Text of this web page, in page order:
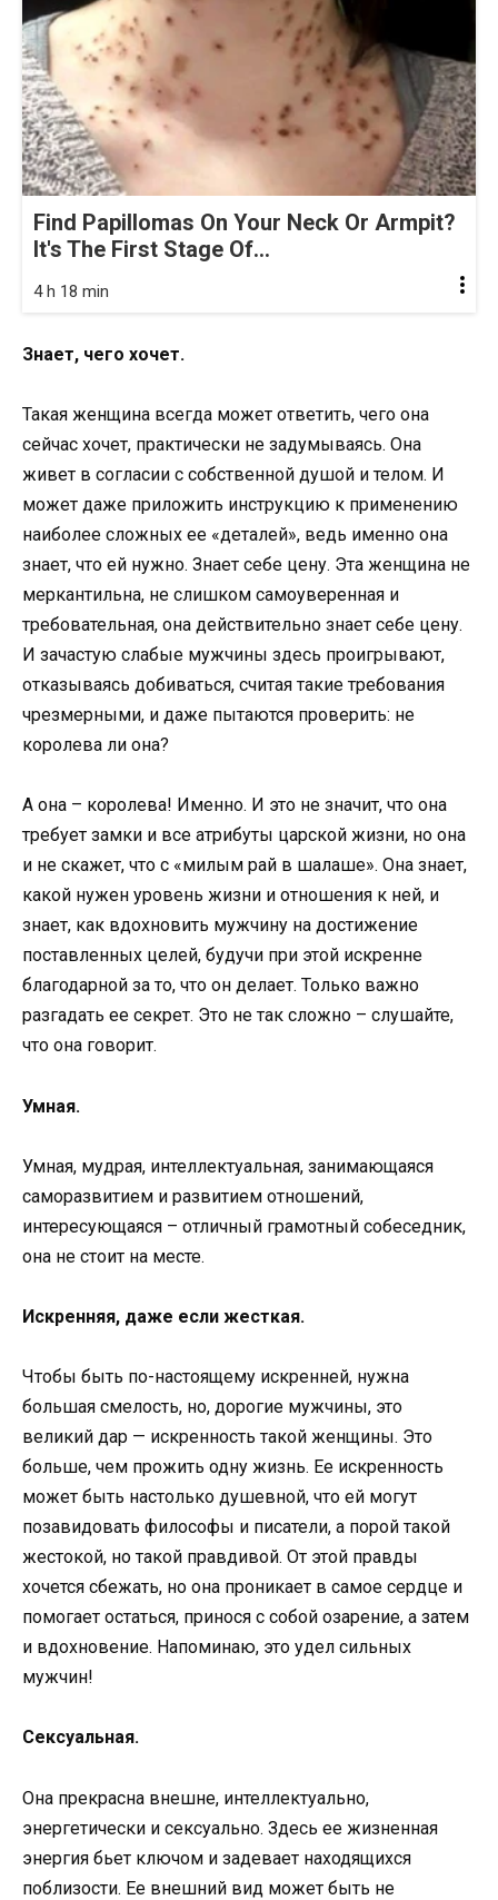
Find Papillomas On Your Neck Or Armpit?
It's The First Stage Of...
4 h 18 min
Знает, чего хочет.
Такая женщина всегда может ответить, чего она
сейчас хочет, практически не задумываясь. Она
живет в согласии с собственной душой и телом. И
может даже приложить инструкцию к применению
наиболее сложных ее «деталей», ведь именно она
знает, что ей нужно. Знает себе цену. Эта женщина не
меркантильна, не слишком самоуверенная и
требовательная, она действительно знает себе цену.
И зачастую слабые мужчины здесь проигрывают,
отказываясь добиваться, считая такие требования
чрезмерными, и даже пытаются проверить: не
королева ли она?
А она – королева! Именно. И это не значит, что она
требует замки и все атрибуты царской жизни, но она
и не скажет, что с «милым рай в шалаше». Она знает,
какой нужен уровень жизни и отношения к ней, и
знает, как вдохновить мужчину на достижение
поставленных целей, будучи при этой искренне
благодарной за то, что он делает. Только важно
разгадать ее секрет. Это не так сложно – слушайте,
что она говорит.
Умная.
Умная, мудрая, интеллектуальная, занимающаяся
саморазвитием и развитием отношений,
интересующаяся – отличный грамотный собеседник,
она не стоит на месте.
Искренняя, даже если жесткая.
Чтобы быть по-настоящему искренней, нужна
большая смелость, но, дорогие мужчины, это
великий дар — искренность такой женщины. Это
больше, чем прожить одну жизнь. Ее искренность
может быть настолько душевной, что ей могут
позавидовать философы и писатели, а порой такой
жестокой, но такой правдивой. От этой правды
хочется сбежать, но она проникает в самое сердце и
помогает остаться, принося с собой озарение, а затем
и вдохновение. Напоминаю, это удел сильных
мужчин!
Сексуальная.
Она прекрасна внешне, интеллектуально,
энергетически и сексуально. Здесь ее жизненная
энергия бьет ключом и задевает находящихся
поблизости. Ее внешний вид может быть не